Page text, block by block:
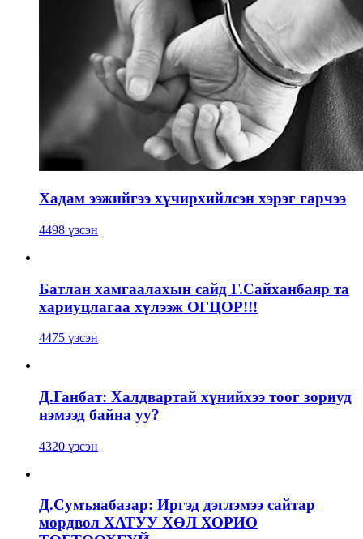
Хадам ээжийгээ хүчирхийлсэн хэрэг гарчээ
4498 үзсэн
Батлан хамгаалахын сайд Г.Сайханбаяр та
хариуцлагаа хүлээж ОГЦОР!!!
4475 үзсэн
Д.Ганбат: Халдвартай хүнийхээ тоог зориуд
нэмээд байна уу?
4320 үзсэн
Д.Сумъяабазар: Иргэд дэглэмээ сайтар
мөрдвөл ХАТУУ ХӨЛ ХОРИО